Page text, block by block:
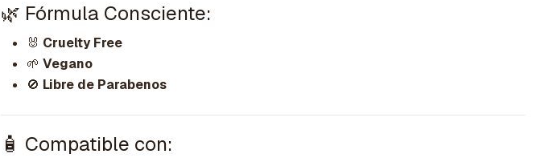
🌿 Fórmula Consciente:
🐰 Cruelty Free
🌱 Vegano
🚫 Libre de Parabenos
🧴 Compatible con: